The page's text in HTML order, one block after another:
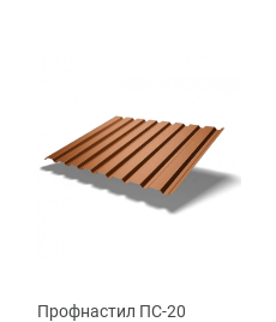
Профнастил ПC-20